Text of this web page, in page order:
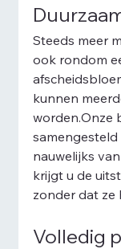
Steeds meer
ook rondom
kunnen
worden.Onze
nauwelijks
krijgt u de
zonder dat ze
Volledig